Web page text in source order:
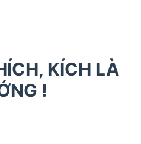
KÍCH LÀ
!